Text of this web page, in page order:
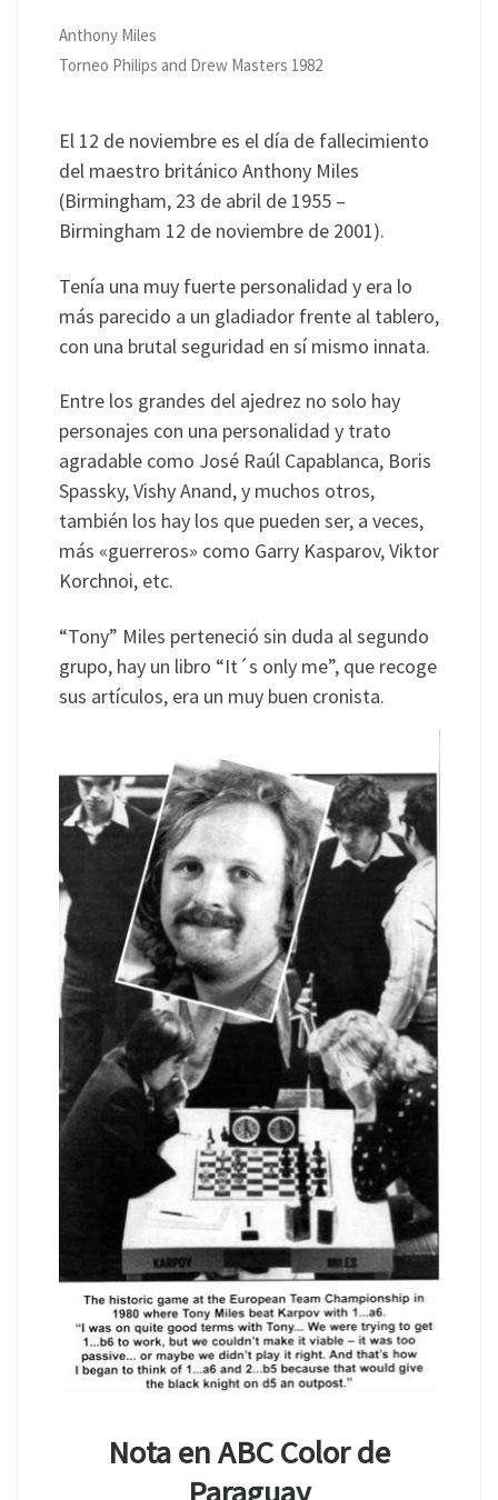
Anthony Miles
Torneo Philips and Drew Masters 1982
El 12 de noviembre es el día de fallecimiento
del maestro británico Anthony Miles
(Birmingham, 23 de abril de 1955 –
Birmingham 12 de noviembre de 2001).
Tenía una muy fuerte personalidad y era lo
más parecido a un gladiador frente al tablero,
con una brutal seguridad en sí mismo innata.
Entre los grandes del ajedrez no solo hay
personajes con una personalidad y trato
agradable como José Raúl Capablanca, Boris
Spassky, Vishy Anand, y muchos otros,
también los hay los que pueden ser, a veces,
más «guerreros» como Garry Kasparov, Viktor
Korchnoi, etc.
“Tony” Miles perteneció sin duda al segundo
grupo, hay un libro “It´s only me”, que recoge
sus artículos, era un muy buen cronista.
Nota en ABC Color de